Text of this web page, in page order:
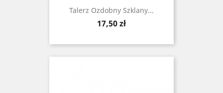
Talerz Ozdobny Szklany...
Cena
17,50 zł